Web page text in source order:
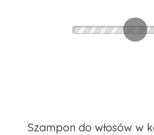
Szampon do włosów w